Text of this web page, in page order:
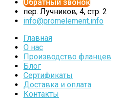
Обратный звонок
пер. Лучников, 4, стр. 2
info@promelement.info
Главная
О нас
Производство фланцев
Блог
Сертификаты
Доставка и оплата
Контакты